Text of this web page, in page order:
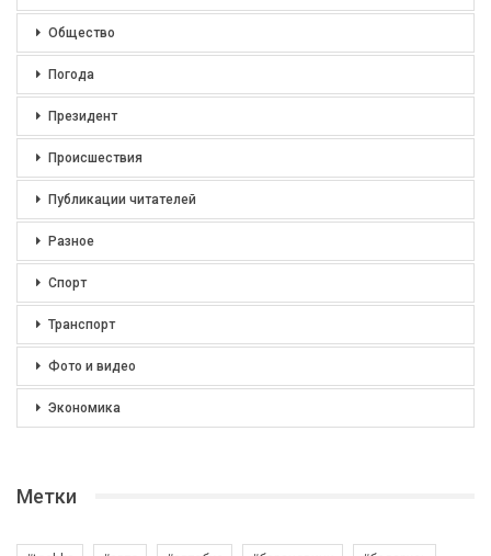
Общество
Погода
Президент
Происшествия
Публикации читателей
Разное
Спорт
Транспорт
Фото и видео
Экономика
Метки